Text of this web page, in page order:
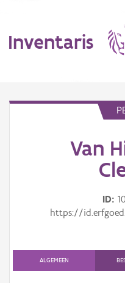
Inventaris
Van
ID
https://
ALGEMEEN